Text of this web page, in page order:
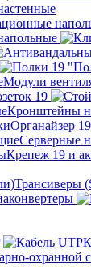
Модули
19
Кронштейны
Органайзер
Серверные
Крепеж 19 и
Трансиверы